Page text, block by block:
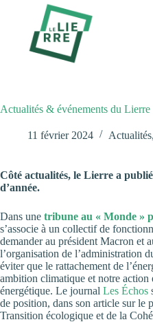
Actualités & événements du
11 février 2024 Actualités,
Côté actualités, le Lierre a
d’année.
Dans une tribune au « Monde »
s’associe à un collectif de
demander au président Macron et
l’organisation de l’administration
éviter que le rattachement de
ambition climatique et notre action
énergétique. Le journal Les Échos
de position, dans son article sur le
Transition écologique et de la